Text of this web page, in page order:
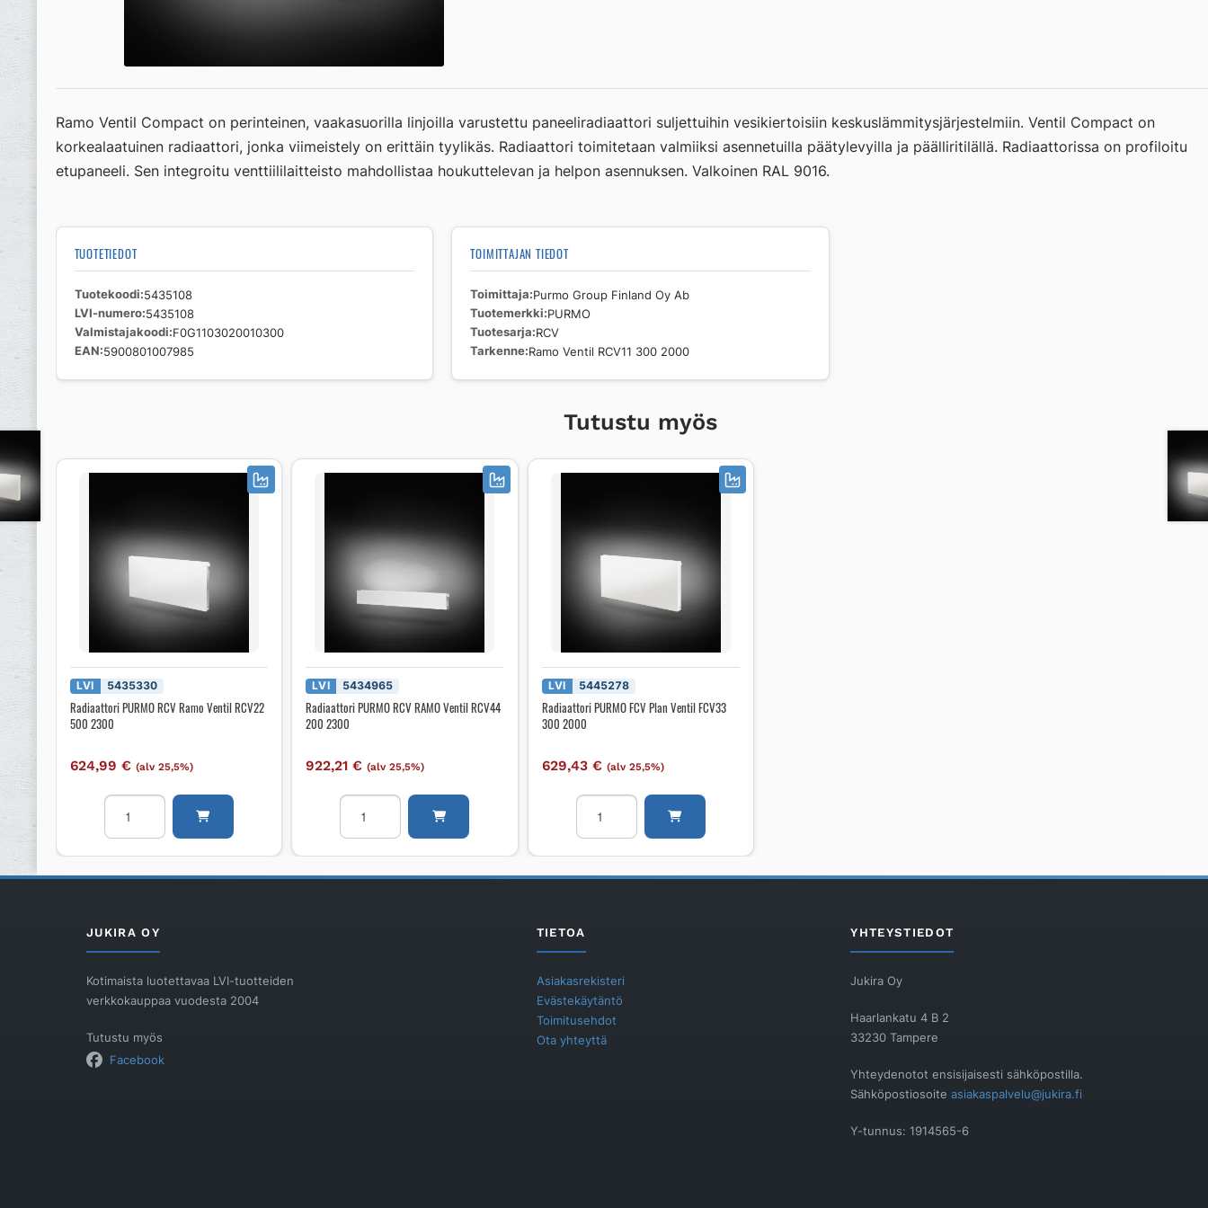
Ramo Ventil Compact on perinteinen, vaakasuorilla linjoilla varustettu paneeliradiaattori suljettuihin vesikiertoisiin keskuslämmitysjärjestelmiin. Ventil Compact on
korkealaatuinen radiaattori, jonka viimeistely on erittäin tyylikäs. Radiaattori toimitetaan valmiiksi asennetuilla päätylevyilla ja päälliritilällä. Radiaattorissa on profiloitu
etupaneeli. Sen integroitu venttiililaitteisto mahdollistaa houkuttelevan ja helpon asennuksen. Valkoinen RAL 9016.
TUOTETIEDOT
Tuotekoodi 5435108
LVI-numero 5435108
Valmistajakoodi F0G1103020010300
EAN 5900801007985
TOIMITTAJAN TIEDOT
Toimittaja Purmo Group Finland Oy Ab
Tuotemerkki PURMO
Tuotesarja RCV
Tarkenne Ramo Ventil RCV11 300 2000
Tutustu myös
LVI 5435330
Radiaattori PURMO RCV Ramo Ventil RCV22
500 2300
624,99€ (alv 25,5%)
Radiaattori
PURMO
RCV
Ventil
LVI 5434965
Radiaattori PURMO RCV RAMO Ventil RCV44
200 2300
922,21€ (alv 25,5%)
Radiaattori
PURMO
RCV
Ventil
LVI 5445278
Radiaattori PURMO FCV Plan Ventil FCV33
300 2000
629,43 € (alv 25,5%)
Radiaattori
PURMO
FCV
Ventil
JUKIRA OY
Kotimaista luotettavaa LVI-tuotteiden
verkkokauppaa vuodesta 2004
Tutustu myös
Facebook
TIETOA
Asiakasrekisteri
Evästekäytäntö
Toimitusehdot
Ota yhteyttä
YHTEYSTIEDOT
Jukira Oy
Haarlankatu 4 B 2
33230 Tampere
Yhteydenotot ensisijaisesti sähköpostilla.
Sähköpostiosoiteasiakaspalvelu@jukira.fi
Y-tunnus: 1914565-6